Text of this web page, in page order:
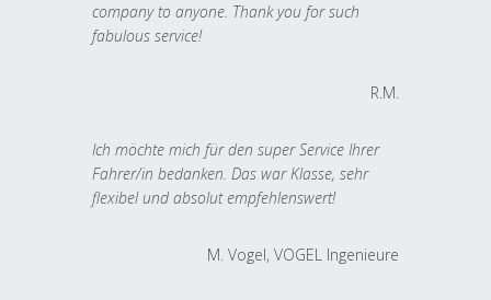
company to anyone. Thank you for such
fabulous service!
R.M.
Ich möchte mich für den super Service Ihrer
Fahrer/in bedanken. Das war Klasse, sehr
flexibel und absolut empfehlenswert!
M. Vogel, VOGEL Ingenieure